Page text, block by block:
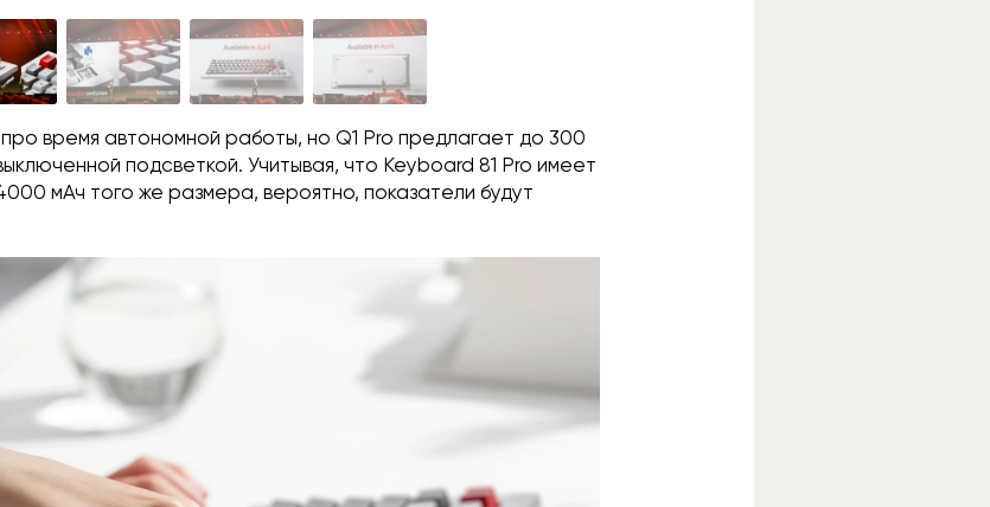
время автономной работы, но Q1 Pro предлагает до 300
подсветкой. Учитывая, что Keyboard 81 Pro имеет
мАч того же размера, вероятно, показатели будут